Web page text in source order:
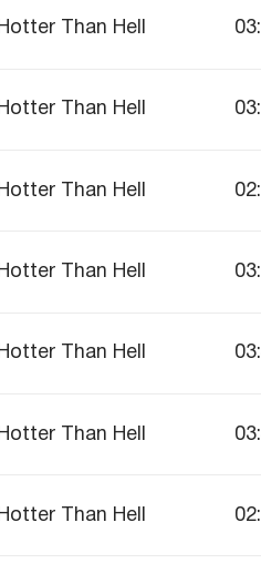
Hotter Than Hell
Than Hell
Hotter Than Hell
Hotter Than Hell
Hotter Than Hell
Hotter Than Hell
Hotter Than Hell